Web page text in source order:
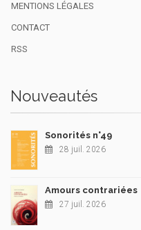
MENTIONS LÉGALES
CONTACT
RSS
Nouveautés
Sonorités n°49
28 juil. 2026
Amours contrariées
27 juil. 2026